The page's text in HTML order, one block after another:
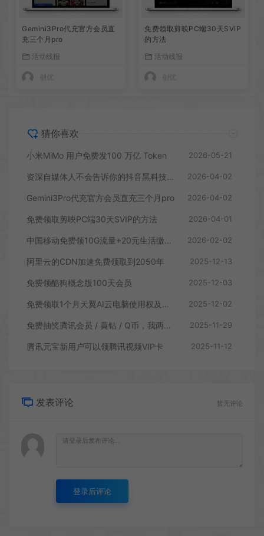
Gemini3Pro代充官方会员直
充三个月pro
活动线报
免费领取剪映PC端30天SVIP
的方法
活动线报
猜你喜欢
小米MiMo 用户免费发100 万亿 Token 2026-05-21
资深自媒体人不会告诉你的抖音黑科技云端商城涨粉工具怎么下载使用 2026-04-02
Gemini3Pro代充官方会员直充三个月pro 2026-04-02
免费领取剪映PC端30天SVIP的方法 2026-04-01
中国移动免费领10G流量+20元生活缴费立减金 2026-02-02
阿里云的CDN加速免费领取到2050年 2025-12-13
免费领酷狗概念版100天会员 2025-12-03
免费领取1个月天翼AI云电脑使用权及短剧权益 2025-12-02
免费抽奖腾讯会员 / 黄钻 / Q币，我两天中了3QB 2025-11-29
腾讯元宝新用户可以领腾讯视频VIP卡 2025-11-12
发表评论 暂无评论
登录后评论